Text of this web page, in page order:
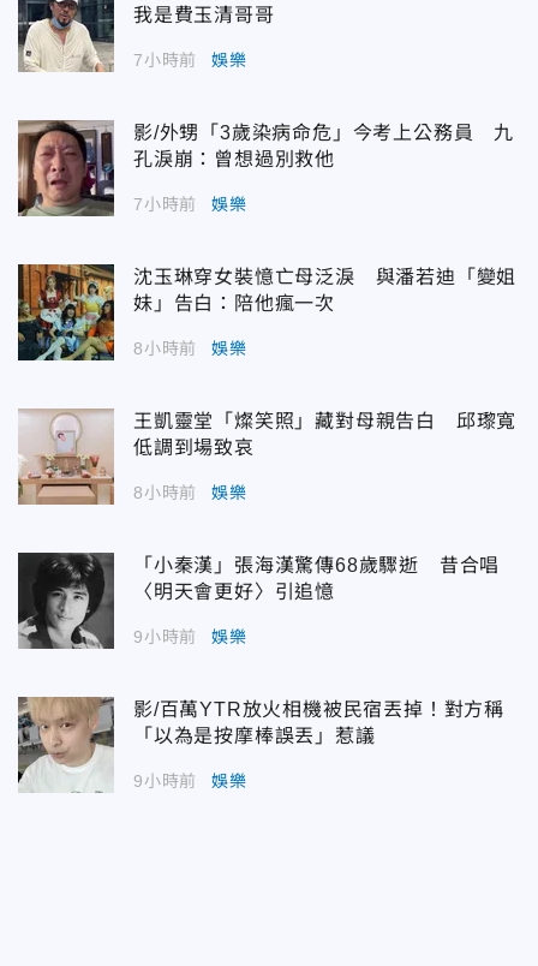
我是費玉清哥哥
7小時前 娛樂
影/外甥「3歲染病命危」今考上公務員 九
孔淚崩：曾想過別救他
7小時前 娛樂
沈玉琳穿女裝憶亡母泛淚 與潘若迪「變姐
妹」告白：陪他瘋一次
8小時前 娛樂
王凱靈堂「燦笑照」藏對母親告白 邱瓈寬
低調到場致哀
8小時前 娛樂
「小秦漢」張海漢驚傳68歲驟逝 昔合唱
〈明天會更好〉引追憶
9小時前 娛樂
影/百萬YTR放火相機被民宿丟掉！對方稱
「以為是按摩棒誤丟」惹議
9小時前 娛樂